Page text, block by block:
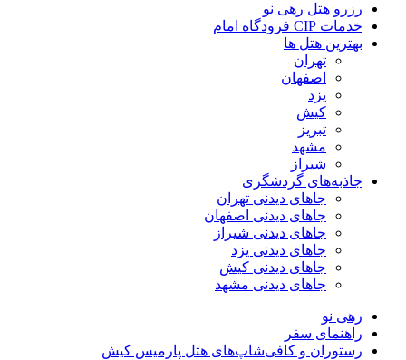
رزرو هتل رهی نو
خدمات CIP فرودگاه امام
بهترین هتل ها
تهران
اصفهان
یزد
کیش
تبریز
مشهد
شیراز
جاذبه‌های گردشگری
جاهای دیدنی تهران
جاهای دیدنی اصفهان
جاهای دیدنی شیراز
جاهای دیدنی یزد
جاهای دیدنی کیش
جاهای دیدنی مشهد
رهی نو
راهنمای سفر
رستوران و کافی‌شاپ‌های هتل پارمیس کیش